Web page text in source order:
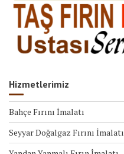
Hizmetlerimiz
Bahçe Fırını İmalatı
Seyyar Doğalgaz Fırını İmalatı